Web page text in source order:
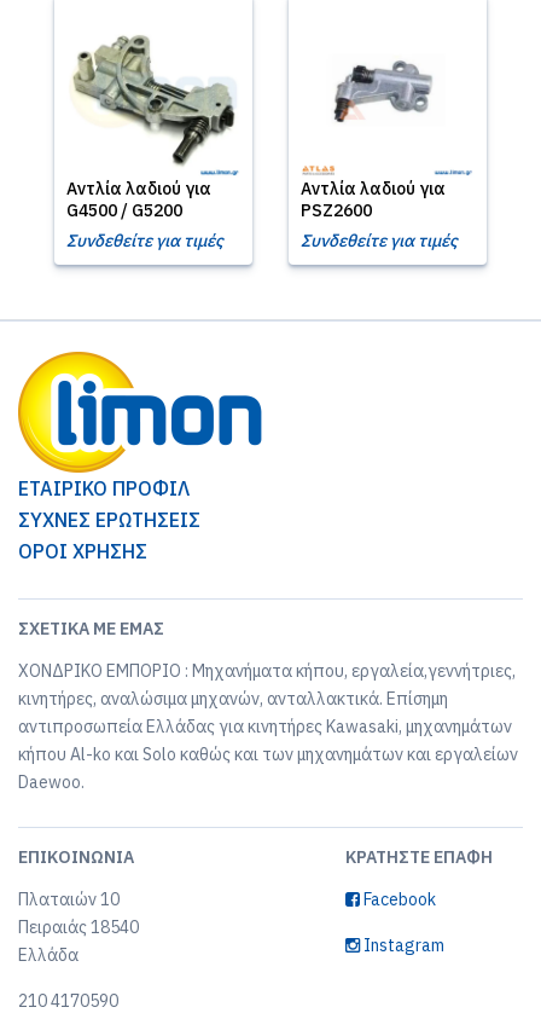
Αντλία λαδιού για
G4500 / G5200
Συνδεθείτε για τιμές
Αντλία λαδιού για
PSZ2600
Συνδεθείτε για τιμές
ΕΤΑΙΡΙΚΟ ΠΡΟΦΙΛ
ΣΥΧΝΕΣ ΕΡΩΤΗΣΕΙΣ
ΟΡΟΙ ΧΡΗΣΗΣ
ΣΧΕΤΙΚΆ ΜΕ ΕΜΆΣ
ΧΟΝΔΡΙΚΟ ΕΜΠΟΡΙΟ : Μηχανήματα κήπου, εργαλεία,γεννήτριες,
κινητήρες, αναλώσιμα μηχανών, ανταλλακτικά. Επίσημη
αντιπροσωπεία Ελλάδας για κινητήρες Kawasaki, μηχανημάτων
κήπου Al-ko και Solo καθώς και των μηχανημάτων και εργαλείων
Daewoo.
ΕΠΙΚΟΙΝΩΝΊΑ
Πλαταιών 10
Πειραιάς 18540
Ελλάδα
210 4170590
ΚΡΑΤΉΣΤΕ ΕΠΑΦΉ
Facebook
Instagram